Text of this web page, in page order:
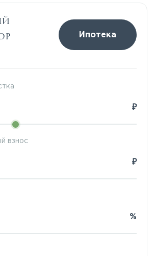
Ипотека
₽
%
взнос
₽